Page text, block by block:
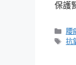
保護
分
類
腰
標
抗